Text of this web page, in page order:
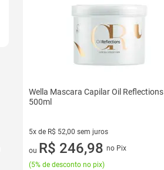
Wella Mascara Capilar Oil Reflections
500ml
5x de R$ 52,00 sem juros
5 vez de R$ 52,00 sem juros
ou R$ 246,98 no Pix
(5% de desconto no pix)